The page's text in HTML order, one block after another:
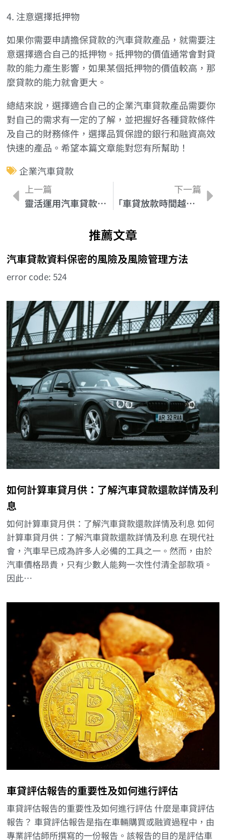
4. 注意選擇抵押物
如果你需要申請擔保貸款的汽車貸款產品，就需要注
意選擇適合自己的抵押物。抵押物的價值通常會對貸
款的能力產生影響，如果某個抵押物的價值較高，那
麼貸款的能力就會更大。
總結來說，選擇適合自己的企業汽車貸款產品需要你
對自己的需求有一定的了解，並把握好各種貸款條件
及自己的財務條件，選擇品質保證的銀行和融資高效
快速的產品。希望本篇文章能對您有所幫助！
企業汽車貸款
上一篇
靈活運用汽車貸款附加費用，輕鬆實現車夢
下一篇
「車貸放款時間越快，越佳！車貸放款速度攻略」
推薦文章
汽車貸款資料保密的風險及風險管理方法
error code: 524
如何計算車貸月供：了解汽車貸款還款詳情及利
息
如何計算車貸月供：了解汽車貸款還款詳情及利息 如何
計算車貸月供：了解汽車貸款還款詳情及利息 在現代社
會，汽車早已成為許多人必備的工具之一。然而，由於
汽車價格昂貴，只有少數人能夠一次性付清全部款項。
因此…
車貸評估報告的重要性及如何進行評估
車貸評估報告的重要性及如何進行評估 什麼是車貸評估
報告？ 車貸評估報告是指在車輛購買或融資過程中，由
專業評估師所撰寫的一份報告。該報告的目的是評估車